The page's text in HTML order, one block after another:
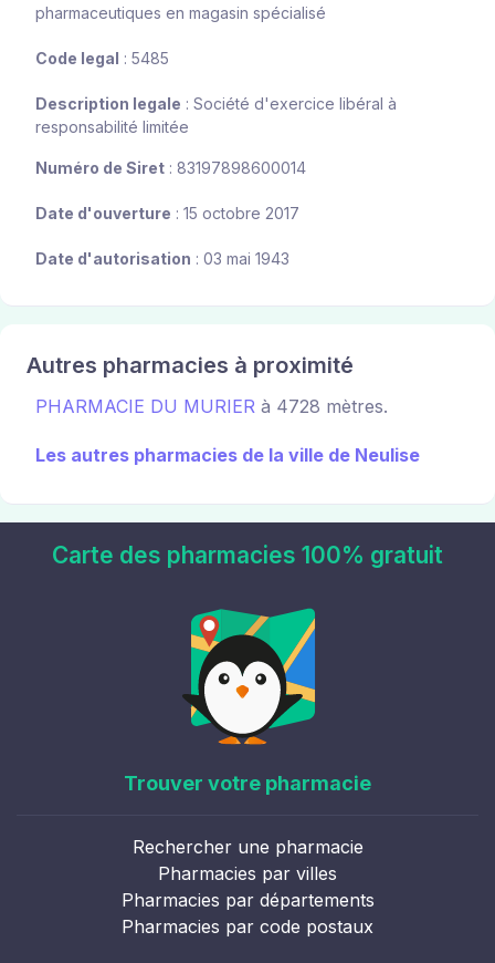
pharmaceutiques en magasin spécialisé
Code legal : 5485
Description legale : Société d'exercice libéral à
responsabilité limitée
Numéro de Siret : 83197898600014
Date d'ouverture : 15 octobre 2017
Date d'autorisation : 03 mai 1943
Autres pharmacies à proximité
PHARMACIE DU MURIER à 4728 mètres.
Les autres pharmacies de la ville de Neulise
Carte des pharmacies 100% gratuit
Trouver votre pharmacie
Rechercher une pharmacie
Pharmacies par villes
Pharmacies par départements
Pharmacies par code postaux